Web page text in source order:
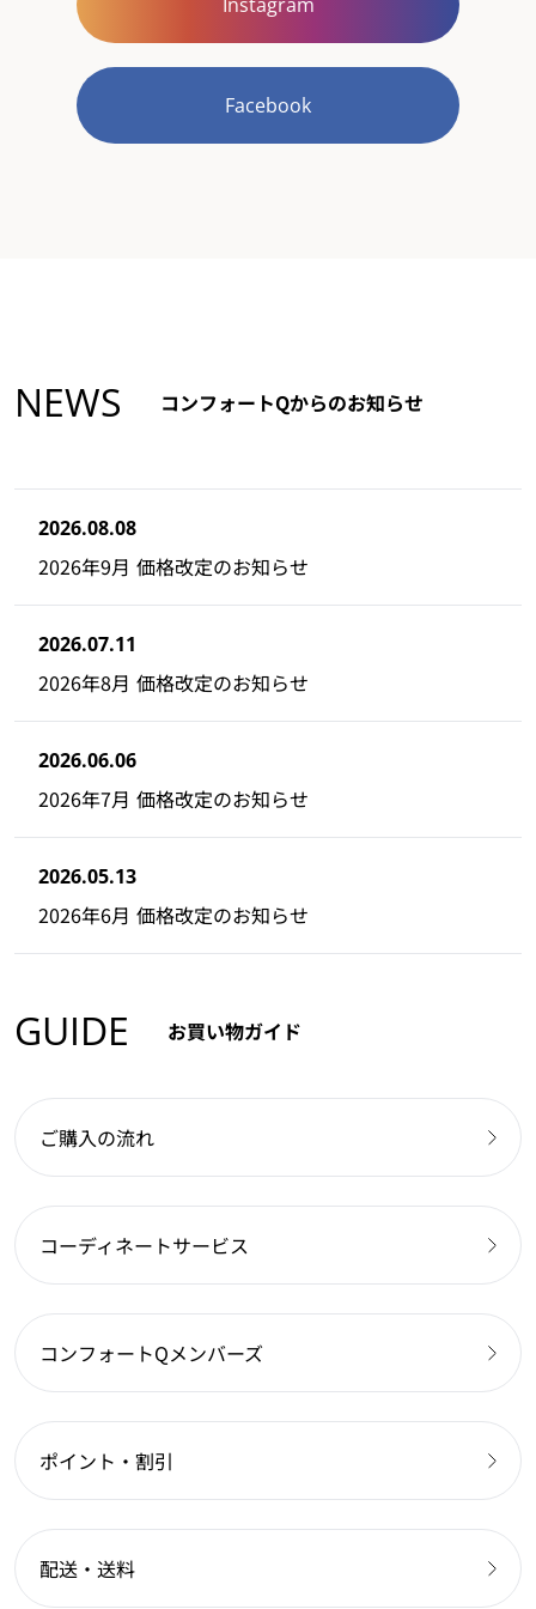
Facebook
NEWS コンフォートQからのお知らせ
2026.08.08
2026年9月 価格改定のお知らせ
2026.07.11
2026年8月 価格改定のお知らせ
2026.06.06
2026年7月 価格改定のお知らせ
2026.05.13
2026年6月 価格改定のお知らせ
GUIDE お買い物ガイド
ご購入の流れ
コーディネートサービス
コンフォートQメンバーズ
ポイント・割引
配送・送料